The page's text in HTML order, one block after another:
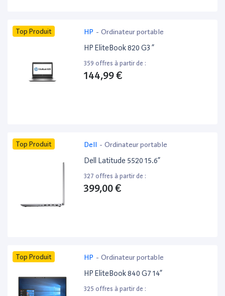
Top Produit HP - Ordinateur portable
HP EliteBook 820 G3 ”
359 offres à partir de :
144,99 €
Top Produit Dell - Ordinateur portable
Dell Latitude 5520 15.6”
327 offres à partir de :
399,00 €
Top Produit HP - Ordinateur portable
HP EliteBook 840 G7 14”
325 offres à partir de :